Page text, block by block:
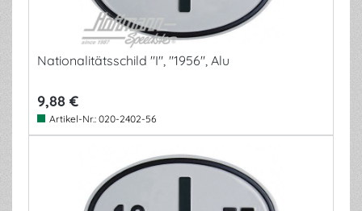
Nationalitätsschild "I", "1956", Alu
9,88 €
Artikel-Nr.: 020-2402-56